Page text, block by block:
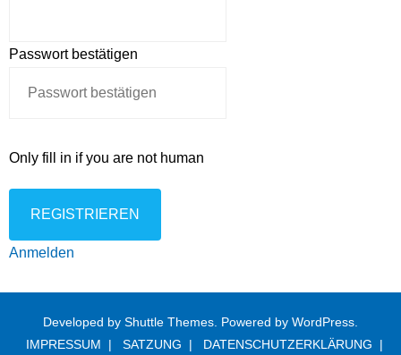
Passwort bestätigen
Only fill in if you are not human
Anmelden
Developed by Shuttle Themes . Powered by WordPress
IMPRESSUM
SATZUNG DATENSCHUTZERKLÄRUNG